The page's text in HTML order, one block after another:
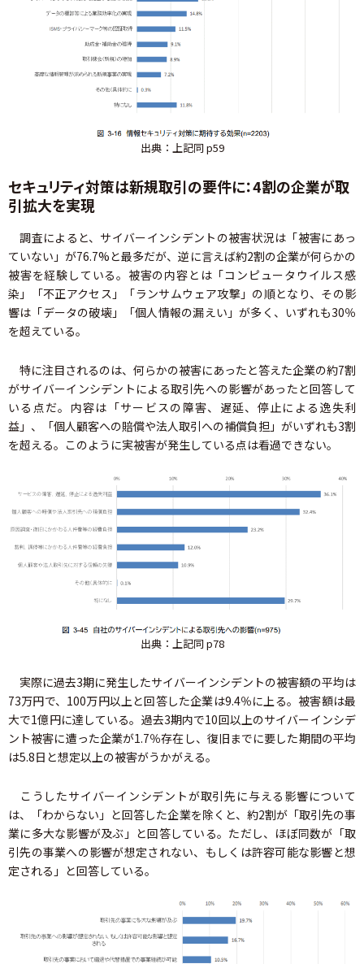
出典：上記同 p59
セキュリティ対策は新規取引の要件に：4割の企業が取
引拡大を実現
調査によると、サイバーインシデントの被害状況は「被害にあっ
ていない」が76.7%と最多だが、逆に言えば約2割の企業が何らかの
被害を経験している。被害の内容とは「コンピュータウイルス感
染」「不正アクセス」「ランサムウェア攻撃」の順となり、その影
響は「データの破壊」「個人情報の漏えい」が多く、いずれも30％
を超えている。
特に注目されるのは、何らかの被害にあったと答えた企業の約7割
がサイバーインシデントによる取引先への影響があったと回答して
いる点だ。内容は「サービスの障害、遅延、停止による逸失利
益」、「個人顧客への賠償や法人取引への補償負担」がいずれも3割
を超える。このように実被害が発生している点は看過できない。
出典：上記同 p78
実際に過去3期に発生したサイバーインシデントの被害額の平均は
73万円で、100万円以上と回答した企業は9.4％に上る。被害額は最
大で1億円に達している。過去3期内で10回以上のサイバーインシデ
ント被害に遭った企業が1.7％存在し、復旧までに要した期間の平均
は5.8日と想定以上の被害がうかがえる。
こうしたサイバーインシデントが取引先に与える影響について
は、「わからない」と回答した企業を除くと、約2割が「取引先の事
業に多大な影響が及ぶ」と回答している。ただし、ほぼ同数が「取
引先の事業への影響が想定されない、もしくは許容可能な影響と想
定される」と回答している。